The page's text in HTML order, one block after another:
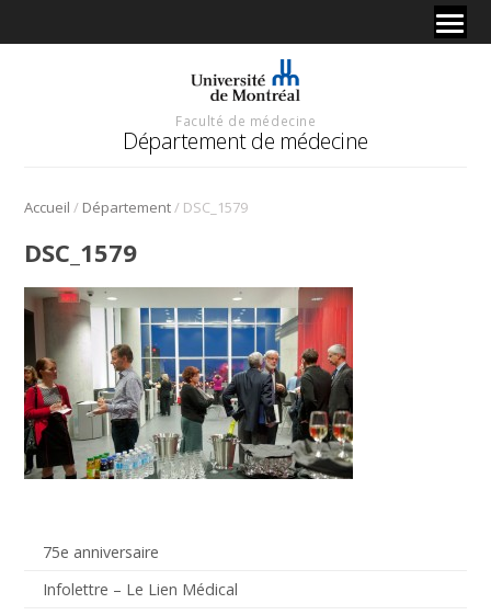
Faculté de médecine
Département de médecine
Accueil / Département/ DSC_1579
75e anniversaire
Infolettre – Le Lien Médical
DSC_1579